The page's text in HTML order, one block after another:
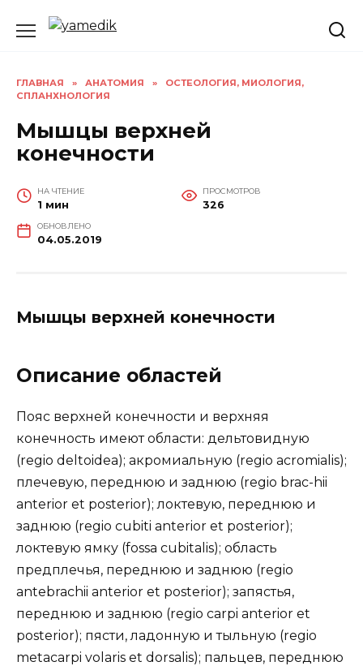
ГЛАВНАЯ » АНАТОМИЯ »
ОСТЕОЛОГИЯ, МИОЛОГИЯ,
СПЛАНХНОЛОГИЯ
Мышцы верхней
конечности
НА ЧТЕНИЕ
1 мин
ПРОСМОТРОВ
326
ОБНОВЛЕНО
04.05.2019
Мышцы верхней конечности
Описание областей
Пояс верхней конечности и верхняя
конечность имеют области: дельтовидную
(regio deltoidea); акромиальную (regio acromialis);
плечевую, переднюю и заднюю (regio brac-hii
anterior et posterior); локтевую, переднюю и
заднюю (regio cubiti anterior et posterior);
локтевую ямку (fossa cubitalis); область
предплечья, переднюю и заднюю (regio
antebrachii anterior et posterior); запястья,
переднюю и заднюю (regio carpi anterior et
posterior); пясти, ладонную и тыльную (regio
metacarpi volaris et dorsalis); пальцев, переднюю